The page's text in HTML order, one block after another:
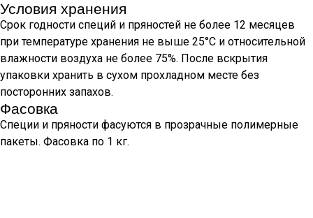
Условия хранения
Срок годности специй и пряностей не более 12 месяцев
при температуре хранения не выше 25°С и относительной
влажности воздуха не более 75%. После вскрытия
упаковки хранить в сухом прохладном месте без
посторонних запахов.
Фасовка
Специи и пряности фасуются в прозрачные полимерные
пакеты. Фасовка по 1 кг.